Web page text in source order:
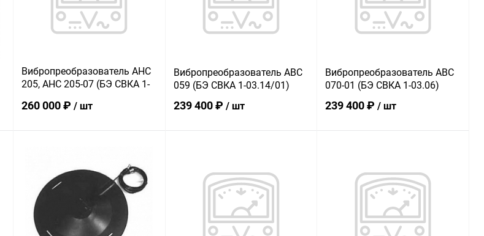
Вибропреобразователь АНС
205, АНС 205-07 (БЭ СВКА 1-
260 000 ₽ / шт
Купить в 1 клик К сравнению
В избранное В наличии
Вибропреобразователь АВС
059 (БЭ СВКА 1-03.14/01)
239 400 ₽ / шт
Купить в 1 клик К сравнению
Вибропреобразователь АВС
070-01 (БЭ СВКА 1-03.06)
239 400 ₽/ шт
Купить в 1 клик К сравнению